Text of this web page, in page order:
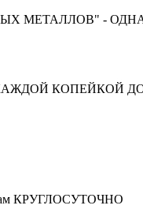
МЕТАЛЛОВ" -
КОПЕЙКОЙ
КРУГЛОСУТОЧНО